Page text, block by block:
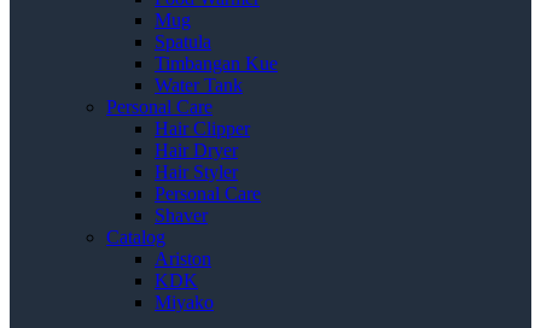
Mug
Spatula
Timbangan Kue
Water Tank
Personal Care
Hair Clipper
Hair Dryer
Hair Styler
Personal Care
Shaver
Catalog
Ariston
KDK
Miyako